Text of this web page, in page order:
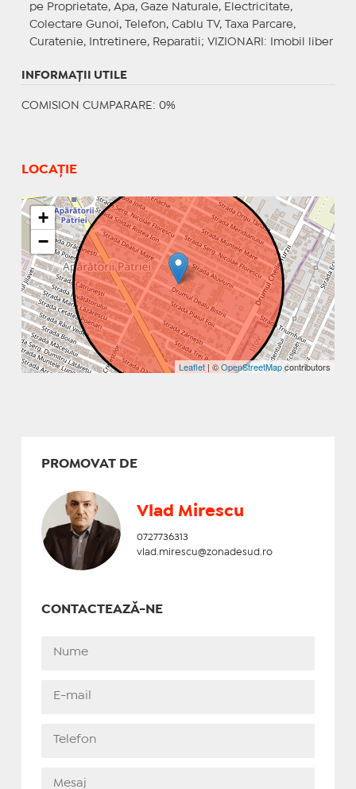
pe Proprietate, Apa, Gaze Naturale, Electricitate,
Colectare Gunoi, Telefon, Cablu TV, Taxa Parcare,
Curatenie, Intretinere, Reparatii; VIZIONARI : Imobil liber
INFORMAŢII UTILE
COMISION CUMPARARE: 0%
LOCAȚIE
+
−
Leaflet| ©OpenStreetMapcontributors
PROMOVAT DE
Vlad Mirescu
0727736313
vlad.mirescu@zonadesud.ro
CONTACTEAZĂ-NE